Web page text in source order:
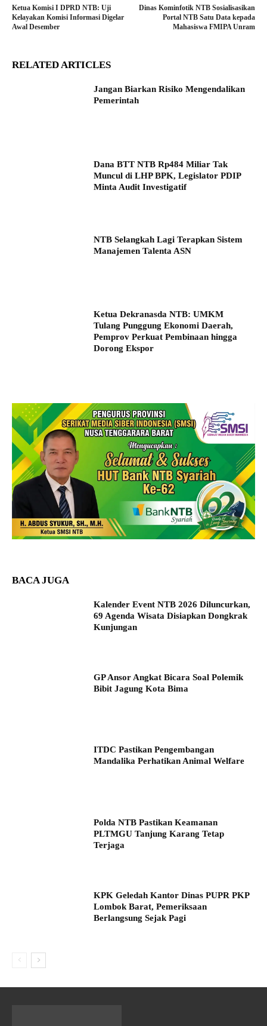
Ketua Komisi I DPRD NTB: Uji
Kelayakan Komisi Informasi Digelar
Awal Desember
Dinas Kominfotik NTB Sosialisasikan
Portal NTB Satu Data kepada
Mahasiswa FMIPA Unram
RELATED ARTICLES
Jangan Biarkan Risiko Mengendalikan
Pemerintah
Dana BTT NTB Rp484 Miliar Tak
Muncul di LHP BPK, Legislator PDIP
Minta Audit Investigatif
NTB Selangkah Lagi Terapkan Sistem
Manajemen Talenta ASN
Ketua Dekranasda NTB: UMKM
Tulang Punggung Ekonomi Daerah,
Pemprov Perkuat Pembinaan hingga
Dorong Ekspor
BACA JUGA
Kalender Event NTB 2026 Diluncurkan,
69 Agenda Wisata Disiapkan Dongkrak
Kunjungan
GP Ansor Angkat Bicara Soal Polemik
Bibit Jagung Kota Bima
ITDC Pastikan Pengembangan
Mandalika Perhatikan Animal Welfare
Polda NTB Pastikan Keamanan
PLTMGU Tanjung Karang Tetap
Terjaga
KPK Geledah Kantor Dinas PUPR PKP
Lombok Barat, Pemeriksaan
Berlangsung Sejak Pagi